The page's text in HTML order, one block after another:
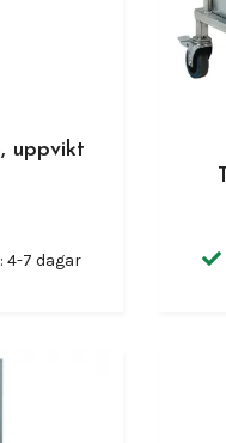
uppvikt
4-7 dagar